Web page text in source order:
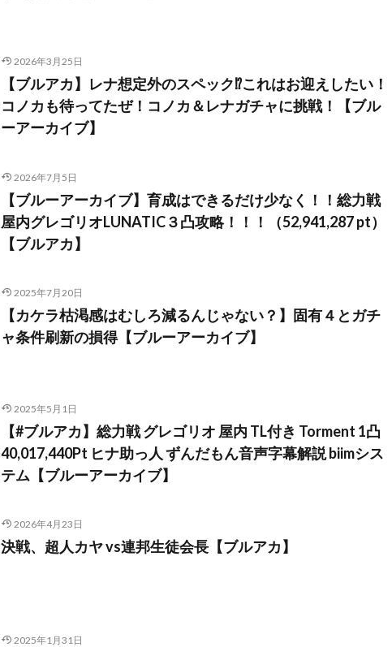
2026年3月25日
【ブルアカ】レナ想定外のスペック⁉これはお迎えしたい！
コノカも待ってたぜ！コノカ＆レナガチャに挑戦！【ブル
ーアーカイブ】
2026年7月5日
【ブルーアーカイブ】育成はできるだけ少なく！！総力戦
屋内グレゴリオLUNATIC３凸攻略！！！（52,941,287 pt）
【ブルアカ】
2025年7月20日
【カケラ枯渇感はむしろ減るんじゃない？】固有４とガチ
ャ条件刷新の損得【ブルーアーカイブ】
2025年5月1日
【#ブルアカ】総力戦 グレゴリオ 屋内 TL付き Torment 1凸
40,017,440Pt ヒナ助っ人 ずんだもん音声字幕解説 biimシス
テム【ブルーアーカイブ】
2026年4月23日
決戦、超人カヤ vs連邦生徒会長【ブルアカ】
2025年1月31日